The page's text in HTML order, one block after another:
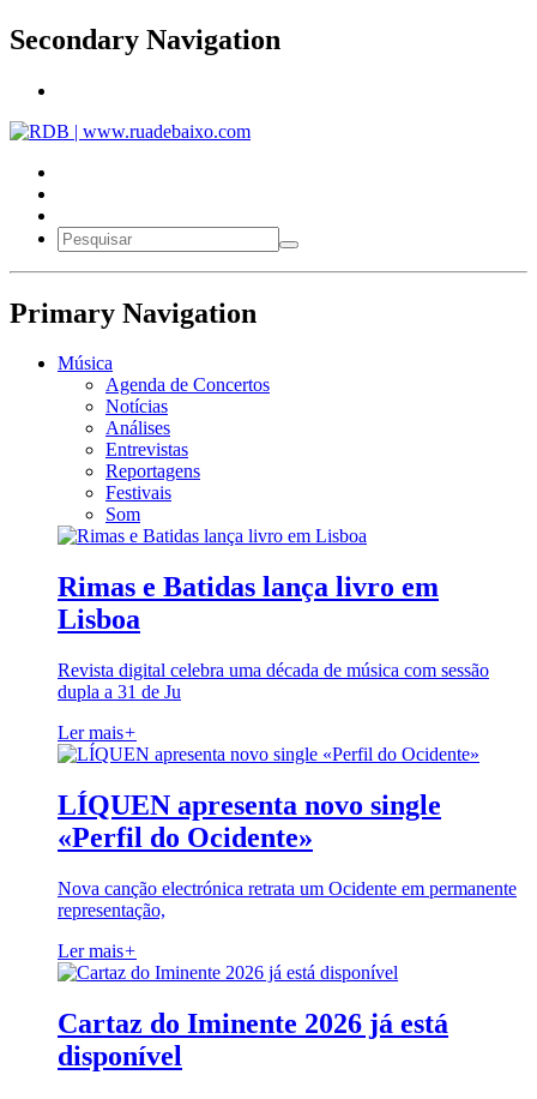
Secondary Navigation
Primary Navigation
Música
Agenda de Concertos
Notícias
Análises
Entrevistas
Reportagens
Festivais
Som
Rimas e Batidas lança livro em
Lisboa
Revista digital celebra uma década de música com sessão
dupla a 31 de Ju
Ler mais+
LÍQUEN apresenta novo single
«Perfil do Ocidente»
Nova canção electrónica retrata um Ocidente em permanente
representação,
Ler mais+
Cartaz do Iminente 2026 já está
disponível